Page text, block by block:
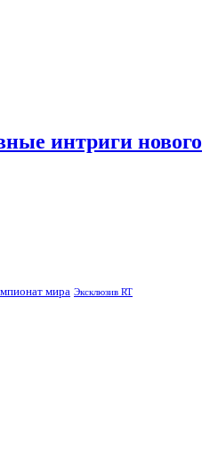
интриги нового
мира Эксклюзив RT